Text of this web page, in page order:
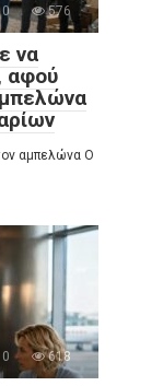
0 576
να
αφού
αμπελώνα Ο
0 618